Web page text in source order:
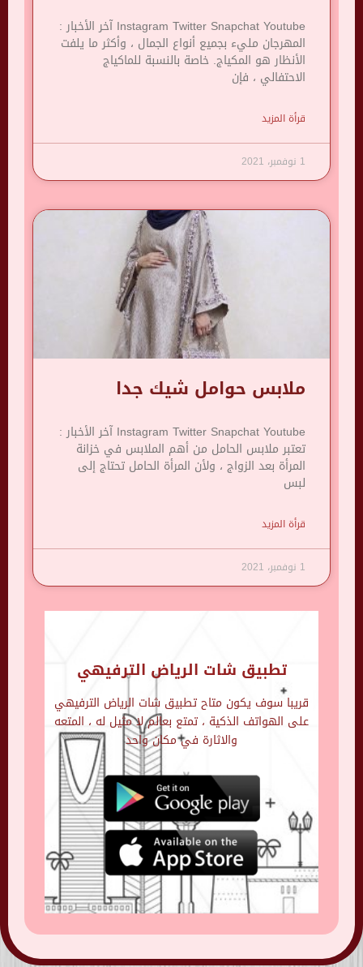
Instagram Twitter Snapchat Youtube آخر الأخبار :
المهرجان مليء بجميع أنواع الجمال ، وأكثر ما يلفت
الأنظار هو المكياج. خاصة بالنسبة للماكياج
الاحتفالي ، فإن
قرأة المزيد
1 نوفمبر، 2021
ملابس حوامل شيك جدا
Instagram Twitter Snapchat Youtube آخر الأخبار :
تعتبر ملابس الحامل من أهم الملابس في خزانة
المرأة بعد الزواج ، ولأن المرأة الحامل تحتاج إلى
لبس
قرأة المزيد
1 نوفمبر، 2021
تطبيق شات الرياض الترفيهي
قريبا سوف يكون متاح تطبيق شات الرياض الترفيهي
على الهواتف الذكية ، تمتع بعالم لا مثيل له ، المتعه
والاثارة في مكان واحد